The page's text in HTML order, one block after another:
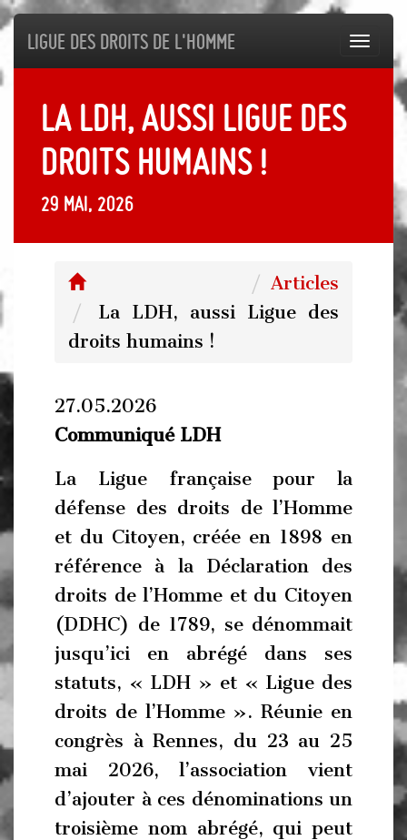
Ligue des droits de l'Homme
La LDH, aussi Ligue des
droits humains !
29 mai, 2026
Articles
La LDH, aussi Ligue des
droits humains !
27.05.2026
Communiqué LDH
La Ligue française pour la
défense des droits de l’Homme
et du Citoyen, créée en 1898 en
référence à la Déclaration des
droits de l’Homme et du Citoyen
(DDHC) de 1789, se dénommait
jusqu’ici en abrégé dans ses
statuts, « LDH » et « Ligue des
droits de l’Homme ». Réunie en
congrès à Rennes, du 23 au 25
mai 2026, l’association vient
d’ajouter à ces dénominations un
troisième nom abrégé, qui peut